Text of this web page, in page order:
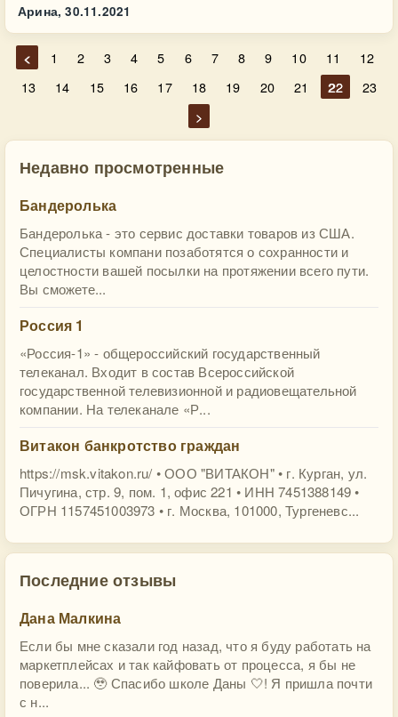
Арина, 30.11.2021
< 1 2 3 4 5 6 7 8 9 10 11
12
13
14 15 16 17 18 19 20 21 22
23
>
Недавно просмотренные
Бандеролька
Бандеролька - это сервис доставки товаров из США.
Специалисты компани позаботятся о сохранности и
целостности вашей посылки на протяжении всего пути.
Вы сможете...
Россия 1
«Россия-1» - общероссийский государственный
телеканал. Входит в состав Всероссийской
государственной телевизионной и радиовещательной
компании. На телеканале «Р...
Витакон банкротство граждан
https://msk.vitakon.ru/ • ООО "ВИТАКОН" • г. Курган, ул.
Пичугина, стр. 9, пом. 1, офис 221 • ИНН 7451388149 •
ОГРН 1157451003973 • г. Москва, 101000, Тургеневс...
Последние отзывы
Дана Малкина
Если бы мне сказали год назад, что я буду работать на
маркетплейсах и так кайфовать от процесса, я бы не
поверила... 🥹 Спасибо школе Даны 🤍! Я пришла почти
с н...